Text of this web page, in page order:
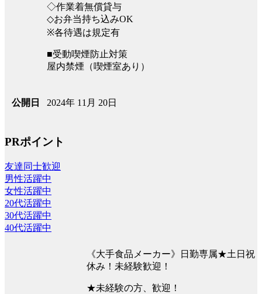
◇作業着無償貸与
◇お弁当持ち込みOK
※各待遇は規定有
■受動喫煙防止対策
屋内禁煙（喫煙室あり）
公開日 2024年 11月 20日
PRポイント
友達同士歓迎
男性活躍中
女性活躍中
20代活躍中
30代活躍中
40代活躍中
《大手食品メーカー》日勤専属★土日祝
休み！未経験歓迎！
★未経験の方、歓迎！